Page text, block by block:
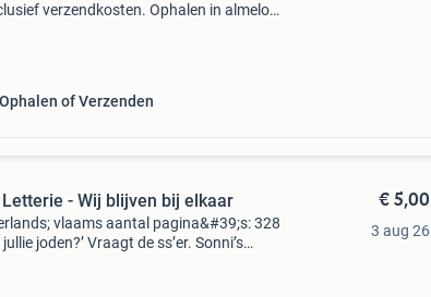
verzendkosten. Ophalen in almelo
Ophalen of Verzenden
- Wij blijven bij elkaar
vlaams aantal pagina&#39;s: 328
joden?’ Vraagt de ss’er. Sonni’s
€ 5,00
3 aug 26